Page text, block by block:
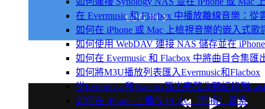
在 Evermusic 和 Flacbox 中播放離線音樂：
如何在 iPhone 或 Mac 上檢視音樂的嵌入式
如何使用 WebDAV 連接 NAS 儲存並在
如何在 Evermusic 和 Flacbox 中將曲目合集
如何將M3U播放列表匯入Evermusic和Flacbox
從Evermusic和Flacbox匯出完整收聽記錄到
如何在 iPhone 上播放 FLAC（無損）音樂